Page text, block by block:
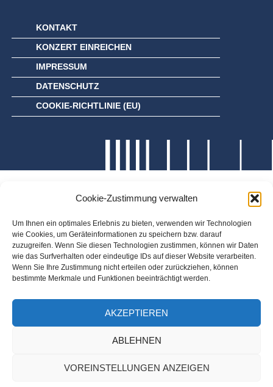
Cookie-Zustimmung verwalten
Um Ihnen ein optimales Erlebnis zu bieten, verwenden wir Technologien
wie Cookies, um Geräteinformationen zu speichern bzw. darauf
zuzugreifen. Wenn Sie diesen Technologien zustimmen, können wir Daten
wie das Surfverhalten oder eindeutige IDs auf dieser Website verarbeiten.
Wenn Sie Ihre Zustimmung nicht erteilen oder zurückziehen, können
bestimmte Merkmale und Funktionen beeinträchtigt werden.
AKZEPTIEREN
ABLEHNEN
VOREINSTELLUNGEN ANZEIGEN
KONTAKT
KONZERT EINREICHEN
IMPRESSUM
DATENSCHUTZ
COOKIE-RICHTLINIE (EU)